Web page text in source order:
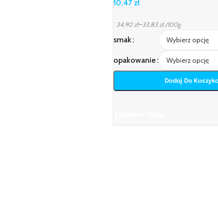
10,47 zł
34,90zł–33,83zł /100g
smak
opakowanie
Dodaj Do